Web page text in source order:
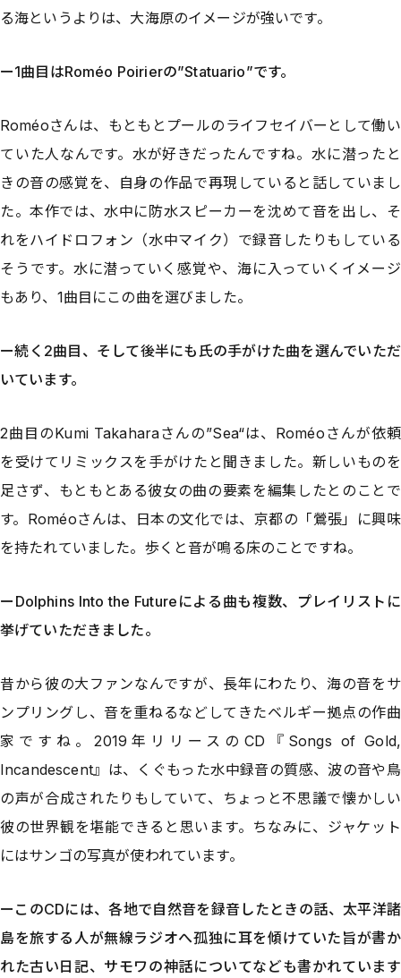
る海というよりは、大海原のイメージが強いです。
ー1曲目はRoméo Poirierの”Statuario”です。
Roméoさんは、もともとプールのライフセイバーとして働い
ていた人なんです。水が好きだったんですね。水に潜ったと
きの音の感覚を、自身の作品で再現していると話していまし
た。本作では、水中に防水スピーカーを沈めて音を出し、そ
れをハイドロフォン（水中マイク）で録音したりもしている
そうです。水に潜っていく感覚や、海に入っていくイメージ
もあり、1曲目にこの曲を選びました。
ー続く2曲目、そして後半にも氏の手がけた曲を選んでいただ
いています。
2曲目のKumi Takaharaさんの”Sea“は、Roméoさんが依頼
を受けてリミックスを手がけたと聞きました。新しいものを
足さず、もともとある彼女の曲の要素を編集したとのことで
す。Roméoさんは、日本の文化では、京都の「鶯張」に興味
を持たれていました。歩くと音が鳴る床のことですね。
ーDolphins Into the Futureによる曲も複数、プレイリストに
挙げていただきました。
昔から彼の大ファンなんですが、長年にわたり、海の音をサ
ンプリングし、音を重ねるなどしてきたベルギー拠点の作曲
家ですね。2019年リリースのCD『Songs of Gold,
Incandescent』は、くぐもった水中録音の質感、波の音や鳥
の声が合成されたりもしていて、ちょっと不思議で懐かしい
彼の世界観を堪能できると思います。ちなみに、ジャケット
にはサンゴの写真が使われています。
ーこのCDには、各地で自然音を録音したときの話、太平洋諸
島を旅する人が無線ラジオへ孤独に耳を傾けていた旨が書か
れた古い日記、サモワの神話についてなども書かれています